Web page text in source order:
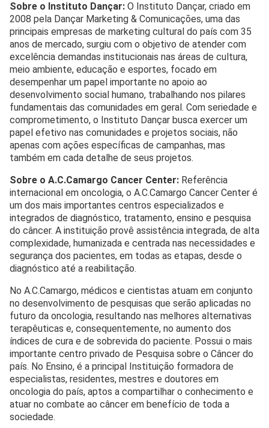
Sobre o Instituto Dançar: O Instituto Dançar, criado em
2008 pela Dançar Marketing & Comunicações, uma das
principais empresas de marketing cultural do país com 35
anos de mercado, surgiu com o objetivo de atender com
excelência demandas institucionais nas áreas de cultura,
meio ambiente, educação e esportes, focado em
desempenhar um papel importante no apoio ao
desenvolvimento social humano, trabalhando nos pilares
fundamentais das comunidades em geral. Com seriedade e
comprometimento, o Instituto Dançar busca exercer um
papel efetivo nas comunidades e projetos sociais, não
apenas com ações específicas de campanhas, mas
também em cada detalhe de seus projetos.
Sobre o A.C.Camargo Cancer Center: Referência
internacional em oncologia, o A.C.Camargo Cancer Center é
um dos mais importantes centros especializados e
integrados de diagnóstico, tratamento, ensino e pesquisa
do câncer. A instituição provê assistência integrada, de alta
complexidade, humanizada e centrada nas necessidades e
segurança dos pacientes, em todas as etapas, desde o
diagnóstico até a reabilitação.
No A.C.Camargo, médicos e cientistas atuam em conjunto
no desenvolvimento de pesquisas que serão aplicadas no
futuro da oncologia, resultando nas melhores alternativas
terapêuticas e, consequentemente, no aumento dos
índices de cura e de sobrevida do paciente. Possui o mais
importante centro privado de Pesquisa sobre o Câncer do
país. No Ensino, é a principal Instituição formadora de
especialistas, residentes, mestres e doutores em
oncologia do país, aptos a compartilhar o conhecimento e
atuar no combate ao câncer em benefício de toda a
sociedade.